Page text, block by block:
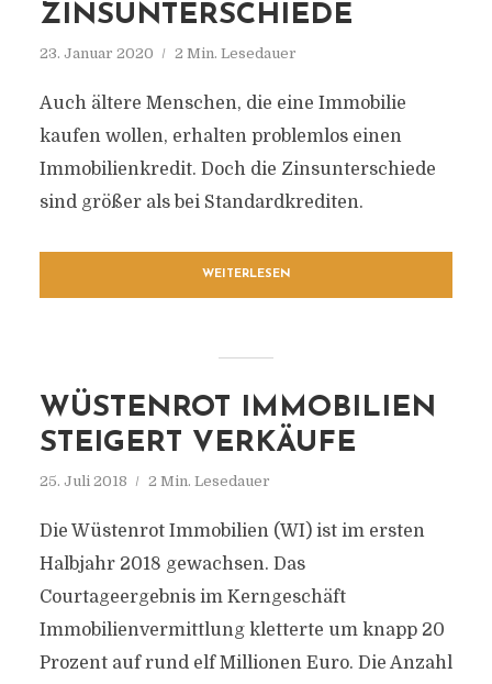
INSUNTERSCHIEDE
23. Januar 2020 2 Min. Lesedauer
Auch ältere Menschen, die eine Immobilie
kaufen wollen, erhalten problemlos einen
Immobilienkredit. Doch die Zinsunterschiede
sind größer als bei Standardkrediten.
WEITERLESEN
WÜSTENROT IMMOBILIEN
STEIGERT VERKÄUFE
25. Juli 2018 2 Min. Lesedauer
Die Wüstenrot Immobilien (WI) ist im ersten
Halbjahr 2018 gewachsen. Das
Courtageergebnis im Kerngeschäft
Immobilienvermittlung kletterte um knapp 20
Prozent auf rund elf Millionen Euro. Die Anzahl